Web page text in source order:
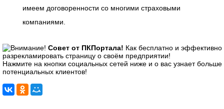
имеем договоренности со многими страховыми
компаниями.
Совет от ПКПортала! Как бесплатно и эффективно
разрекламировать страницу о своём предприятии!
Нажмите на кнопки социальных сетей ниже и о вас узнает больше
потенциальных клиентов!